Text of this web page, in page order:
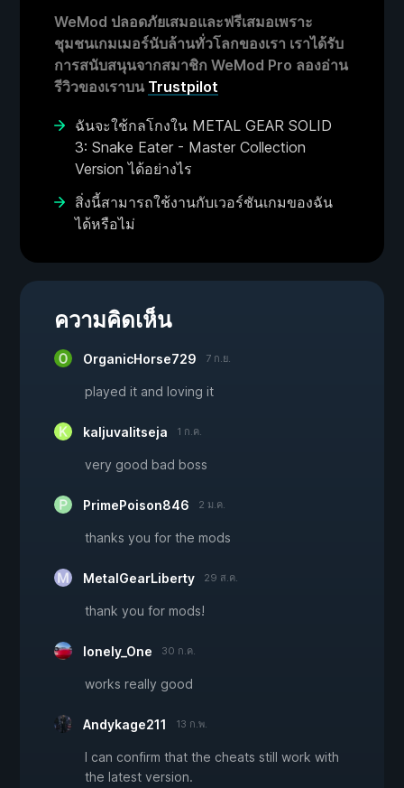
WeMod ปลอดภัยเสมอและฟรีเสมอเพราะ
ชุมชนเกมเมอร์นับล้านทั่วโลกของเรา เราได้รับ
การสนับสนุนจากสมาชิก WeMod Pro ลองอ่าน
รีวิวของเราบน Trustpilot
ฉันจะใช้กลโกงใน METAL GEAR SOLID
3: Snake Eater - Master Collection
Version ได้อย่างไร
สิ่งนี้สามารถใช้งานกับเวอร์ชันเกมของฉัน
ได้หรือไม่
ความคิดเห็น
OrganicHorse729 7 ก.ย.
played it and loving it
kaljuvalitseja 1 ก.ค.
very good bad boss
PrimePoison846 2 ม.ค.
thanks you for the mods
MetalGearLiberty 29 ส.ค.
thank you for mods!
lonely_One 30 ก.ค.
works really good
Andykage211 13 ก.พ.
I can confirm that the cheats still work with
the latest version.